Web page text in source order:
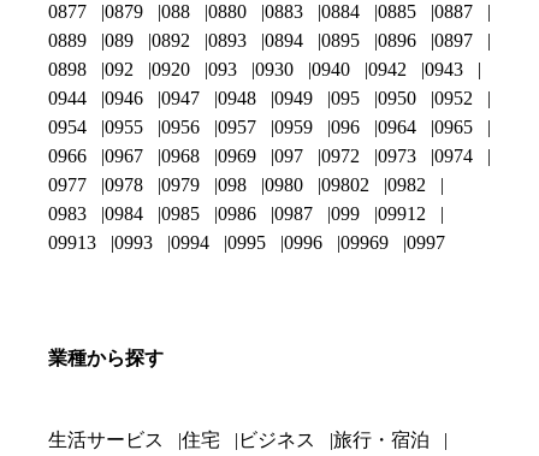
0877
0879 088 0880 0883 0884 0885
0887
0889
089 0892 0893 0894 0895 0896
0897
0898
092 0920 093 0930 0940 0942
0943
0944
0946 0947 0948 0949 095 0950
0952
0954
0955 0956 0957 0959 096 0964
0965
0966
0967 0968 0969 097 0972 0973
0974
0977
0978 0979 098 0980 09802
0982
0983
0984 0985 0986 0987 099
09912
09913
0993 0994 0995 0996 09969 0997
業種から探す
生活サービス 住宅 ビジネス
旅行・宿泊